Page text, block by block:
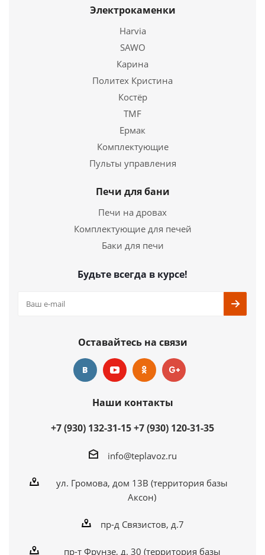
Казан чугунный Везувий 6 л без крышки
2 690руб.
Подробнее
Электрокаменки
Harvia
SAWO
Карина
Политех Кристина
Костёр
TMF
Ермак
Комплектующие
Пульты управления
Печи для бани
Печи на дровах
Комплектующие для печей
Баки для печи
Будьте всегда в курсе!
Оставайтесь на связи
Наши контакты
+7 (930) 132-31-15+7 (930) 120-31-35
info@teplavoz.ru
ул. Громова, дом 13В (территория базы
Аксон)
пр-д Связистов, д.7
пр-т Фрунзе, д. 30 (территория базы